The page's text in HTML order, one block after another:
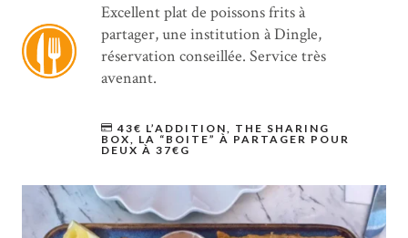
Excellent plat de poissons frits à
partager, une institution à Dingle,
réservation conseillée. Service très
avenant.
43€ L’ADDITION, THE SHARING
BOX, LA “BOITE” À PARTAGER POUR
DEUX À 37€G